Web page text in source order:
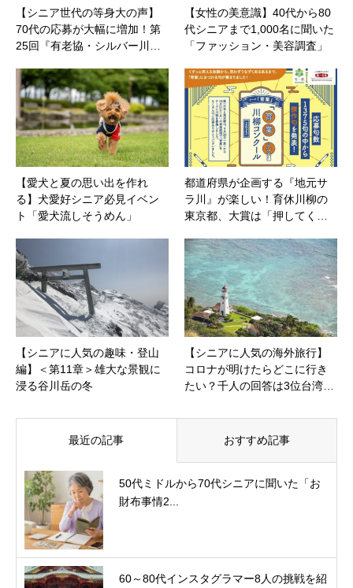
【シニア世代の等身大の声】
70代の応募が大幅に増加！第
25回『有老協・シルバー川…
【女性の美意識】40代から80
代シニアまで1,000名に聞いた
「ファッション・美容調査」
【愛犬と夏の思い出を作れ
る】犬愛好シニア必見イベン
ト「愛犬流しそうめん」
都道府県が企画する『地元サ
ラ川』が楽しい！育休川柳の
東京都、大賞は「押してく…
【シニアに人気の趣味・登山
編】＜第11章＞雄大な景観に
浸る谷川岳の冬
【シニアに人気の海外旅行】
コロナが明けたらどこに行き
たい？千人の回答は3位台湾…
最近の記事 おすすめ記事
50代ミドルから70代シニアに聞いた「お
財布事情2...
60～80代インスタグラマー8人の挑戦を紹